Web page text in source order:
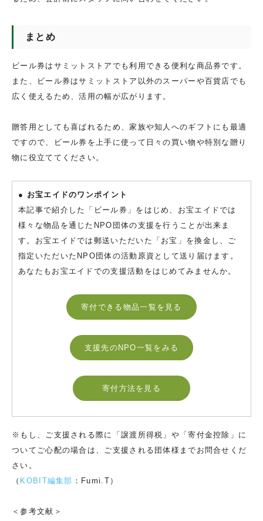
まとめ
ビール券はサミットストアでも利用できる便利な商品券です。
また、ビール券はサミットストア以外のスーパーや百貨店でも
広く使えるため、活用の幅が広がります。
贈答用としても喜ばれるため、家族や知人へのギフトにも最適
ですので、ビール券を上手に使って日々の買い物や特別な贈り
物に役立ててください。
● お宝エイドのワンポイント
本記事で紹介した「ビール券」をはじめ、お宝エイドでは
様々な物品を通じたNPO団体の支援を行うことが出来ま
す。お宝エイドでは郵送いただいた「お宝」を換金し、ご
指定いただいたNPO団体の活動原資として送り届けます。
あなたもお宝エイドでの支援活動をはじめてみませんか。
寄付できる物品一覧を見る
支援先のNPO一覧をみる
寄付方法を見る
※もし、ご支援される際に「譲渡所得税」や「寄付金控除」に
ついてご心配の場合は、ご支援される団体様までお問合せくだ
さい。
（ KOBIT編集部 ：Fumi.T）
＜参考文献＞